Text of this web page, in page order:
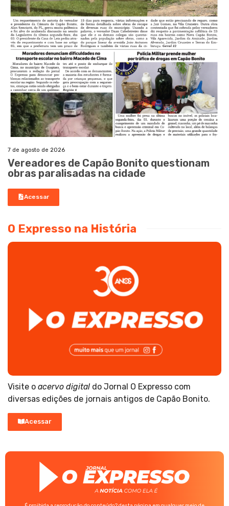
7 de agosto de 2026
Vereadores de Capão Bonito questionam
obras paralisadas na cidade
Acessar
O Expresso na História
Visite o acervo digital do Jornal O Expresso com
diversas edições de jornais antigos de Capão Bonito.
Acessar